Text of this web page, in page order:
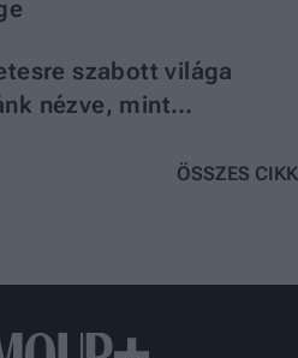
szabott világa
nézve, mint
ÖSSZES CIKK